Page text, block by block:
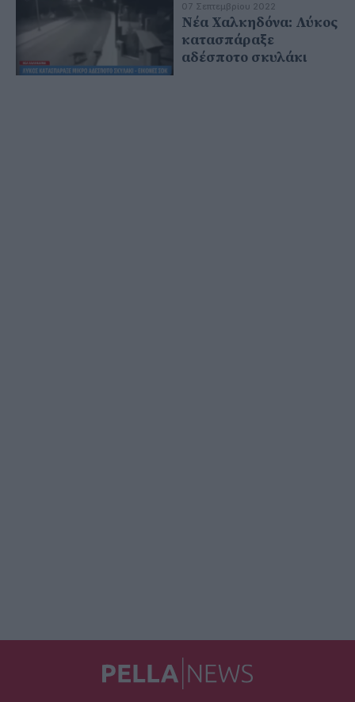
07 Σεπτεμβρίου 2022
Νέα Χαλκηδόνα: Λύκος
κατασπάραξε
αδέσποτο σκυλάκι